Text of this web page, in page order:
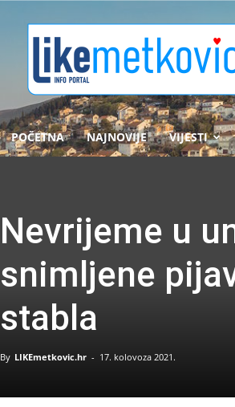
POČETNA NAJNOVIJE VIJESTI
Nevrijeme u
snimljene
stabla
By LIKEmetkovic.hr - 17. kolovoza 2021.